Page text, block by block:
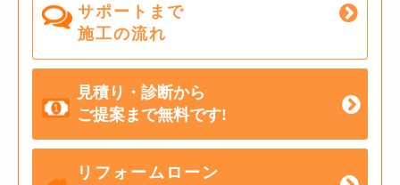
サポートまで
施工の流れ
見積り・診断から
ご提案まで無料です!
リフォームローン